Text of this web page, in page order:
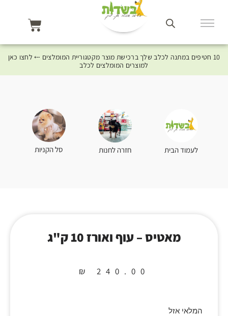
10 חטיפים במתנה לכלב שלך ברכישת מוצר מקטגוריית המומלצים ⤎ לחצו כאן
למוצרים המומלצים לכלב
לעמוד הבית חזרה לחנות סל הקניות
מאטיס – עוף ואורז 10 ק"ג
₪ 240.00
המלאי אזל